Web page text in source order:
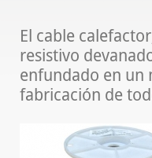
El cable
resistivo
enfundado en un
fabricación de